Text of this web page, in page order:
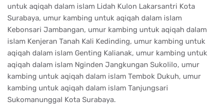
untuk aqiqah dalam islam Lidah Kulon Lakarsantri Kota
Surabaya, umur kambing untuk aqiqah dalam islam
Kebonsari Jambangan, umur kambing untuk aqiqah dalam
islam Kenjeran Tanah Kali Kedinding, umur kambing untuk
aqiqah dalam islam Genting Kalianak, umur kambing untuk
aqiqah dalam islam Nginden Jangkungan Sukolilo, umur
kambing untuk aqiqah dalam islam Tembok Dukuh, umur
kambing untuk aqiqah dalam islam Tanjungsari
Sukomanunggal Kota Surabaya.